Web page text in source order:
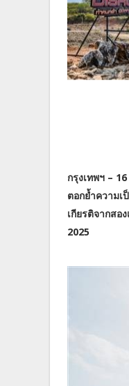
กรุงเทพฯ –
ตอกย้ำความ
เกียรติจากส
2025